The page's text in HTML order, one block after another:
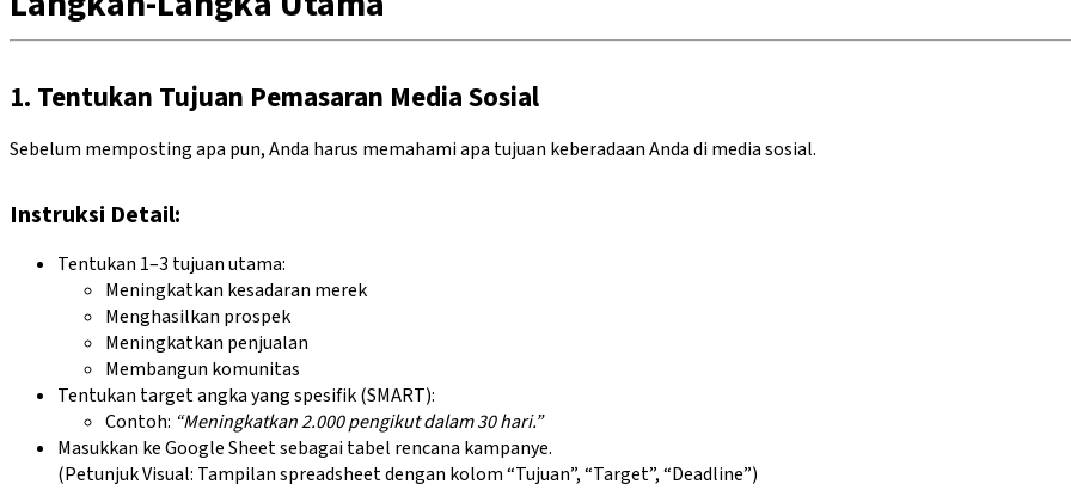
1. Tentukan Tujuan Pemasaran Media Sosial
Sebelum memposting apa pun, Anda harus memahami apa tujuan keberadaan Anda di media sosial.
Instruksi Detail:
Tentukan 1–3 tujuan utama:
Meningkatkan kesadaran merek
Menghasilkan prospek
Meningkatkan penjualan
Membangun komunitas
Tentukan target angka yang spesifik (SMART):
Contoh: “Meningkatkan 2.000 pengikut dalam 30 hari.”
Masukkan ke Google Sheet sebagai tabel rencana kampanye.
(Petunjuk Visual: Tampilan spreadsheet dengan kolom “Tujuan”, “Target”, “Deadline”)